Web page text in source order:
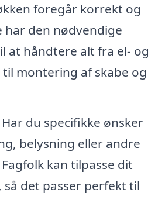
foregår korrekt og
har den nødvendige
at håndtere alt fra el- og
montering af skabe og
Har du specifikke ønsker
belysning eller andre
kan tilpasse dit
så det passer perfekt til